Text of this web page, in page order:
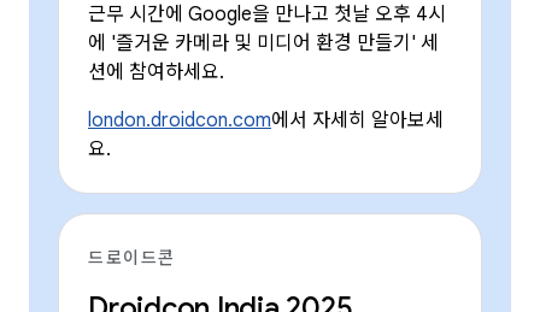
근무 시간에 Google을 만나고 첫날 오후 4시
에 '즐거운 카메라 및 미디어 환경 만들기' 세
션에 참여하세요.
london.droidcon.com에서 자세히 알아보세
요.
드로이드콘